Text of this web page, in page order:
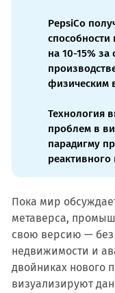
PepsiCo
способности
на 10-15%
физическим
Технология
проблем в
парадигму
реактивного
Пока мир
метаверса,
свою версию — без
недвижимости и
двойниках нового
визуализируют